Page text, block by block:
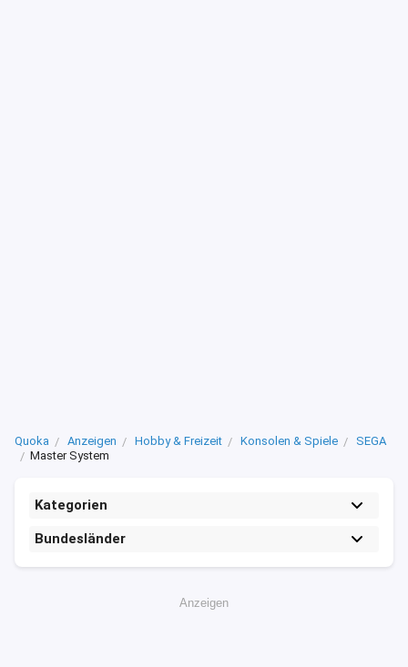
Quoka Anzeigen Hobby & Freizeit Konsolen & Spiele
SEGA
Master System
Kategorien
Bundesländer
Anzeigen